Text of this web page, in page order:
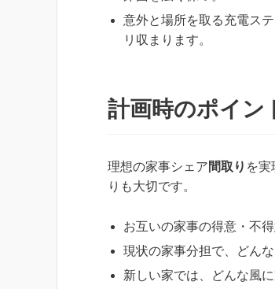
意外と場所を取る充電ス
リ収まります。
計画時のポイン
理想の家事シェア間取り を実
りも大切です。
お互いの家事の得意・不
現状の家事分担で、どん
新しい家では、どんな風